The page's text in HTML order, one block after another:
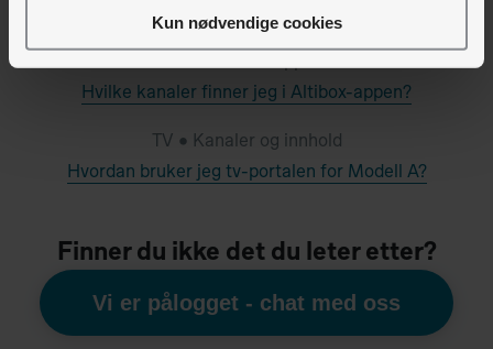
Kun nødvendige cookies
Hvordan utnytter jeg fjernkontrollen best mulig?
Hvilke kanaler finner jeg i Altibox-appen?
TV • Kanaler og innhold
Hvordan bruker jeg tv-portalen for Modell A?
Finner du ikke det du leter etter?
Vi er pålogget - chat med oss